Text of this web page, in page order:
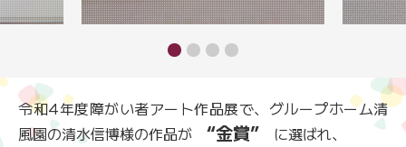
令和4年度障がい者アート作品展で、グループホーム清
風園の清水信博様の作品が “金賞” に選ばれ、